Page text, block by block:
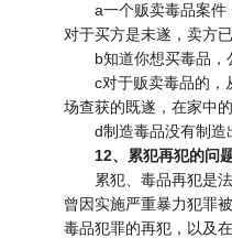
a一个贩卖毒品案件，
对于买方是未遂，卖方
b知道你想买毒品，
c对于贩卖毒品的，从
场查获的既遂，在家中
d制造毒品没有制造出
12、累犯再犯的问题
累犯、毒品再犯是法
曾因实施严重暴力犯罪
毒品犯罪的再犯，以及